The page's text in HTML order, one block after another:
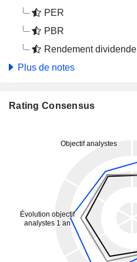
PER
PBR
Rendement dividende
Plus de notes
Rating Consensus